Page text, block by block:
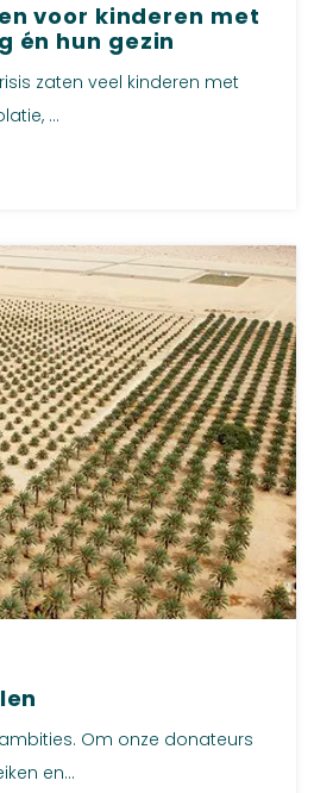
voor kinderen met
én hun gezin
zaten veel kinderen met
...
Om onze donateurs
en...